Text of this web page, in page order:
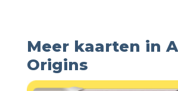
Meer kaarten in
Origins